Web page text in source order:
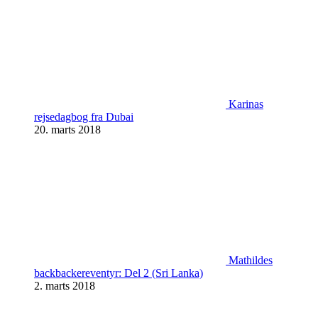
Karinas
rejsedagbog fra Dubai
20. marts 2018
Mathildes
backbackereventyr: Del 2 (Sri Lanka)
2. marts 2018